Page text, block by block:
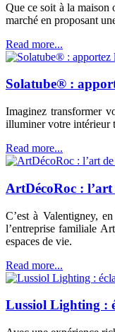
Que ce soit à la maison
marché en proposant
Read more...
Solatube® :
Imaginez transformer
illuminer votre intérieur
Read more...
ArtDécoRoc : l’art
C’est à Valentigney,
l’entreprise familiale
espaces de vie.
Read more...
Lussiol Lighting :